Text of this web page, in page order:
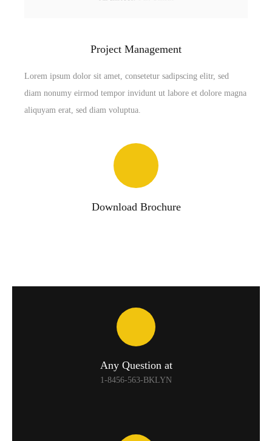
Project Management
Lorem ipsum dolor sit amet, consetetur sadipscing elitr, sed
diam nonumy eirmod tempor invidunt ut labore et dolore magna
aliquyam erat, sed diam voluptua.
Download Brochure
Any Question at
1-8456-563-BKLYN